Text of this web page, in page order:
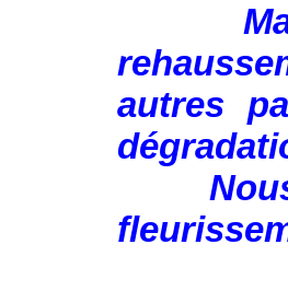
autres
Nous